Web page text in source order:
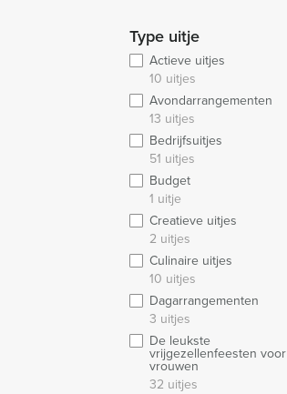
Type uitje
Actieve uitjes
10 uitjes
Avondarrangementen
13 uitjes
Bedrijfsuitjes
51 uitjes
Budget
1 uitje
Creatieve uitjes
2 uitjes
Culinaire uitjes
10 uitjes
Dagarrangementen
3 uitjes
De leukste
vrijgezellenfeesten voor
vrouwen
32 uitjes